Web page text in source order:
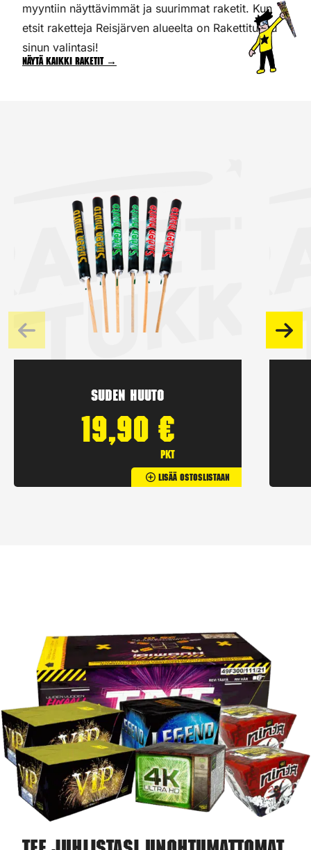
myyntiin näyttävimmät ja suurimmat raketit. Kun
etsit raketteja Reisjärven alueelta on Rakettitukku
sinun valintasi!
Näytä kaikki raketit →
Suden huuto
19,90 €
pkt
Lisää Ostoslistaan